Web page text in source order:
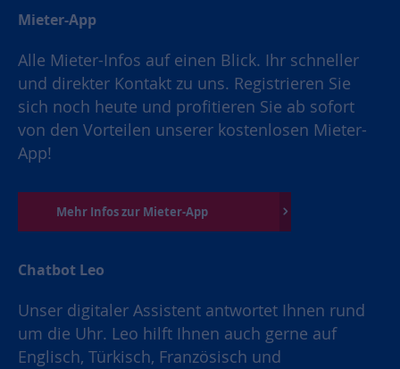
Mieter-App
Alle Mieter-Infos auf einen Blick. Ihr schneller
und direkter Kontakt zu uns. Registrieren Sie
sich noch heute und profitieren Sie ab sofort
von den Vorteilen unserer kostenlosen Mieter-
App!
Mehr Infos zur Mieter-App
Chatbot Leo
Unser digitaler Assistent antwortet Ihnen rund
um die Uhr. Leo hilft Ihnen auch gerne auf
Englisch, Türkisch, Französisch und